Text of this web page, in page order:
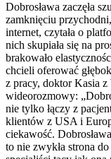
Dobrosława zaczęła
zamknięciu
internet, czytała o
nich skupiała się na
brakowało
chcieli oferować
z pracy, doktor Kasia z
wideorozmowy:
nie tylko łączy z
klientów z USA i
ciekawość.
to nie zwykła strona